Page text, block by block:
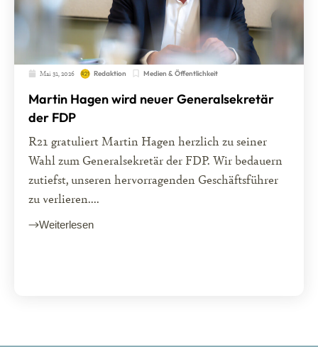
Mai 31, 2026 Redaktion Medien & Öffentlichkeit
Martin Hagen wird neuer Generalsekretär
der FDP
R21 gratuliert Martin Hagen herzlich zu seiner
Wahl zum Generalsekretär der FDP. Wir bedauern
zutiefst, unseren hervorragenden Geschäftsführer
zu verlieren....
Weiterlesen